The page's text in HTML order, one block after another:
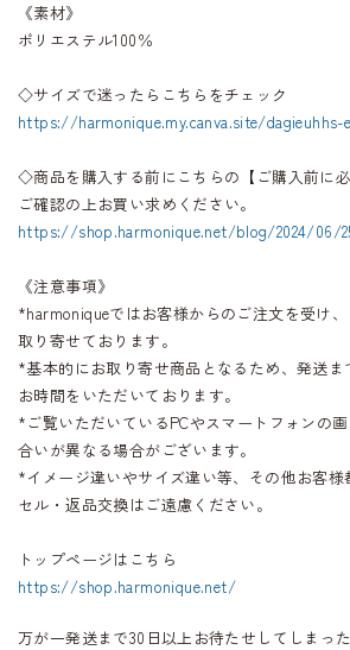
《素材》
ポリエステル100％
◇サイズで迷ったらこちらをチェック
https://harmonique.my.canva.site/dagieuhhs-e
◇商品を購入する前にこちらの【ご購入前に
ご確認の上お買い求めください。
https://shop.harmonique.net/blog/2024/06/
《注意事項》
*harmoniqueではお客様からのご注文を受け
取り寄せております。
*基本的にお取り寄せ商品となるため、発送ま
お時間をいただいております。
*ご覧いただいているPCやスマートフォンの
合いが異なる場合がございます。
*イメージ違いやサイズ違い等、その他お客
セル・返品交換はご遠慮ください。
トップページはこちら
https://shop.harmonique.net/
万が一発送まで30日以上お待たせしてしまっ